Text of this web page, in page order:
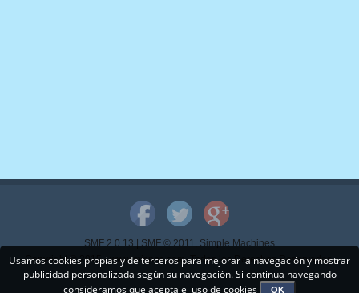
SMF 2.0.13|SMF © 2011,Simple Machines
Copyright © 2015 - www.mispps.com. Todos los Derechos Reservados.
Usamos cookies propias y de terceros para mejorar la navegación y mostrar
publicidad personalizada según su navegación. Si continua navegando
consideramos que acepta el uso de cookies
OK